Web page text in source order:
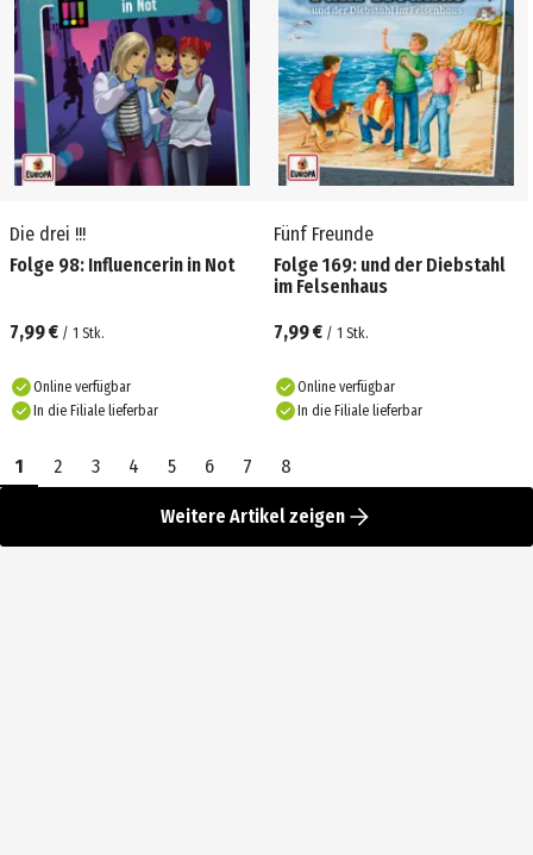
Die drei !!!
Folge 98: Influencerin in Not
7,99 € / 1 Stk.
Online verfügbar
In die Filiale lieferbar
Fünf Freunde
Folge 169: und der Diebstahl
im Felsenhaus
7,99 € / 1 Stk.
Online verfügbar
In die Filiale lieferbar
1 2 3 4 5 6 7 8
Weitere Artikel zeigen